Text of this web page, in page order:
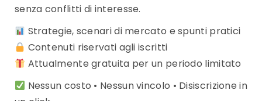
senza conflitti di interesse.
Strategie, scenari di mercato e spunti pratici
Contenuti riservati agli iscritti
Attualmente gratuita per un periodo limitato
Nessun costo • Nessun vincolo • Disiscrizione in